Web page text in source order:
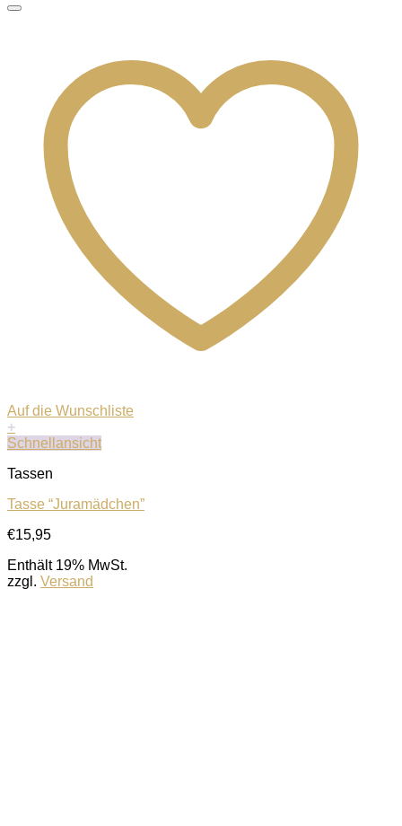
Auf die Wunschliste
+
Schnellansicht
Tassen
Tasse “Juramädchen”
€15,95
Enthält 19% MwSt.
zzgl. Versand